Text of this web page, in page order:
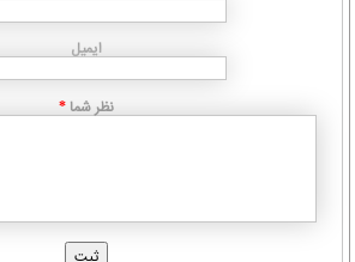
ایمیل
نظر شما *